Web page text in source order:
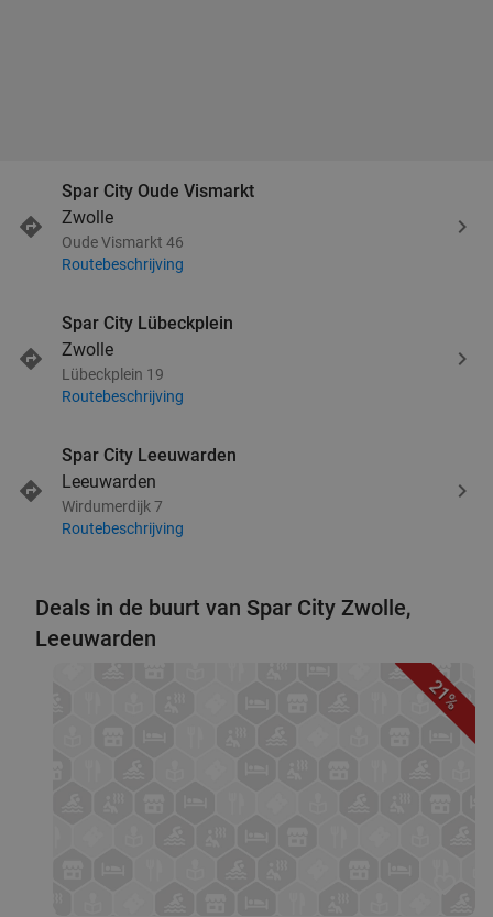
Spar City Oude Vismarkt
Zwolle
Oude Vismarkt 46
Routebeschrijving
Spar City Lübeckplein
Zwolle
Lübeckplein 19
Routebeschrijving
Spar City Leeuwarden
Leeuwarden
Wirdumerdijk 7
Routebeschrijving
Deals in de buurt van Spar City Zwolle,
Leeuwarden
21%